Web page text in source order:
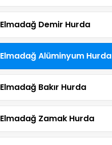
Elmadağ Demir Hurda
Elmadağ Alüminyum Hurda
Elmadağ Bakır Hurda
Elmadağ Zamak Hurda